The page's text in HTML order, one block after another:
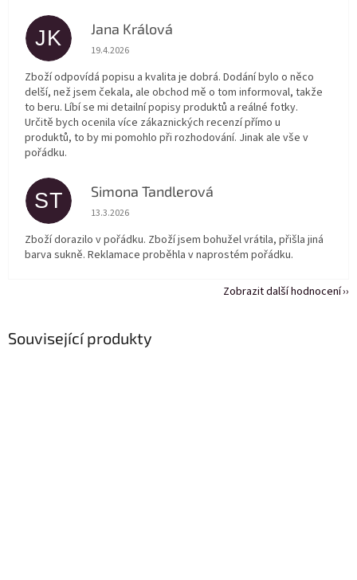
Související produkty
JK Jana Králová
Hodnocení obchodu je 5 z 5 hvězdiček.
19.4.2026
Zboží odpovídá popisu a kvalita je dobrá. Dodání bylo o něco
delší, než jsem čekala, ale obchod mě o tom informoval, takže
to beru. Líbí se mi detailní popisy produktů a reálné fotky.
Určitě bych ocenila více zákaznických recenzí přímo u
produktů, to by mi pomohlo při rozhodování. Jinak ale vše v
pořádku.
ST Simona Tandlerová
Hodnocení obchodu je 5 z 5 hvězdiček.
13.3.2026
Zboží dorazilo v pořádku. Zboží jsem bohužel vrátila, přišla jiná
barva sukně. Reklamace proběhla v naprostém pořádku.
Zobrazit další hodnocení